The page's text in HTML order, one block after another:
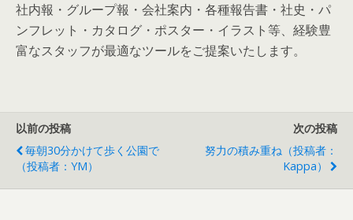
社内報・グループ報・会社案内・各種報告書・社史・パ
ンフレット・カタログ・ポスター・イラスト等、経験豊
富なスタッフが最適なツールをご提案いたします。
以前の投稿
毎朝30分かけて歩く公園で
（投稿者：YM）
次の投稿
努力の積み重ね（投稿者：
Kappa）